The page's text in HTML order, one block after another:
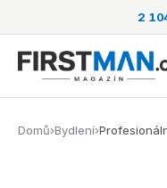
2
Domů›Bydlení›